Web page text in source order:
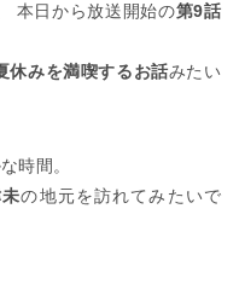
本日から放送開始の第9話
休みを満喫するお話みたい
時間。
の地元を訪れてみたいで